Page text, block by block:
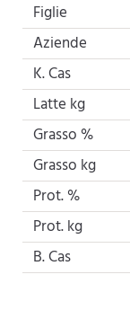
Figlie
Aziende
K. Cas
Latte kg
Grasso %
Grasso kg
Prot. %
Prot. kg
B. Cas